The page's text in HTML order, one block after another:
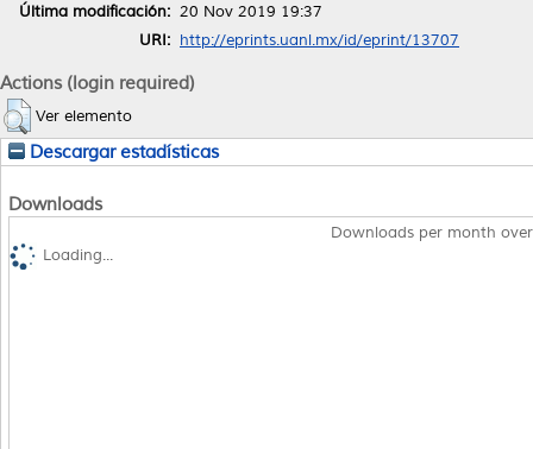
Última modificación: 20 Nov 2019 19:37
URI: http://eprints.uanl.mx/id/eprint/13707
Actions (login required)
Ver elemento
Descargar estadísticas
Downloads
Downloads per month
Loading...